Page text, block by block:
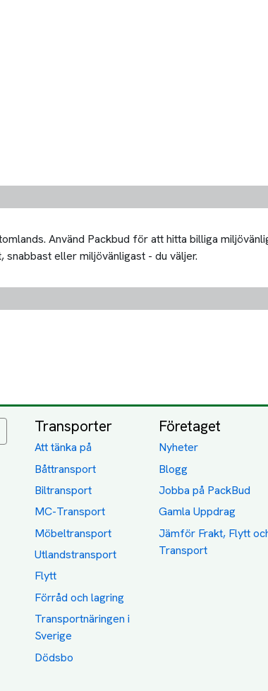
Använd Packbud för att hitta billiga
eller miljövänligast - du väljer.
Transporter
Att tänka på
Båttransport
Biltransport
MC-Transport
Möbeltransport
Utlandstransport
Flytt
Förråd och lagring
Transportnäringen i
Sverige
Dödsbo
Företaget
Nyheter
Blogg
Jobba på PackBud
Gamla Uppdrag
Jämför Frakt, Flytt
Transport